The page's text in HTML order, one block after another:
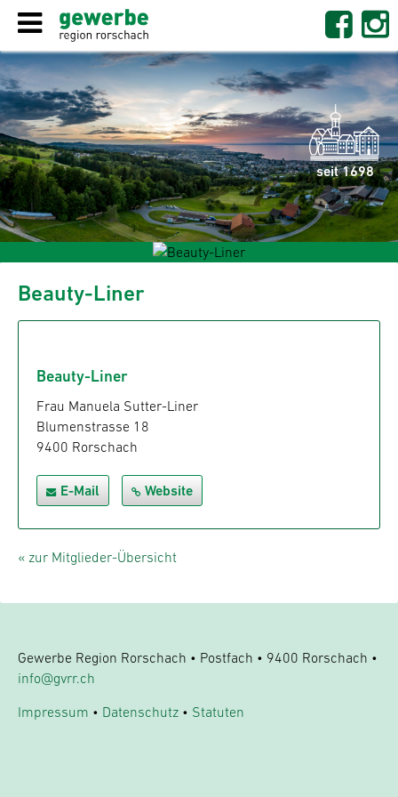
seit 1698
Beauty-Liner
Beauty-Liner
Frau Manuela Sutter-Liner
Blumenstrasse 18
9400 Rorschach
E-Mail Website
« zur Mitglieder-Übersicht
Gewerbe Region Rorschach • Postfach • 9400 Rorschach •
info@gvrr.ch
Impressum • Datenschutz • Statuten